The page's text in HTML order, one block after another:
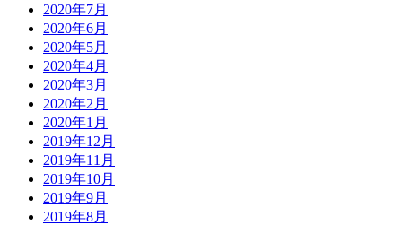
2020年7月
2020年6月
2020年5月
2020年4月
2020年3月
2020年2月
2020年1月
2019年12月
2019年11月
2019年10月
2019年9月
2019年8月